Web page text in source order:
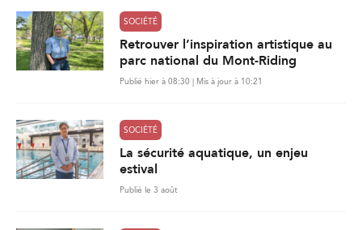
SOCIÉTÉ
Retrouver l’inspiration artistique au
parc national du Mont-Riding
Publié hier à 08:30 | Mis à jour à 10:21
SOCIÉTÉ
La sécurité aquatique, un enjeu
estival
Publié le 3 août